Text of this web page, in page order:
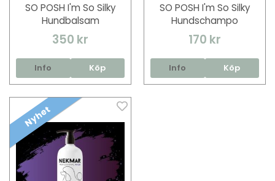
SO POSH I'm So Silky
Hundbalsam
350 kr
Info Köp
SO POSH I'm So Silky
Hundschampo
170 kr
Info Köp
Nyhet